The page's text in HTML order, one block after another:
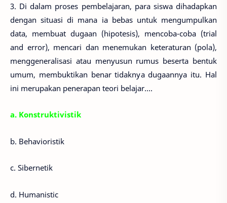
3. Di dalam proses pembelajaran, para siswa dihadapkan
dengan situasi di mana ia bebas untuk mengumpulkan
data, membuat dugaan (hipotesis), mencoba-coba (trial
and error), mencari dan menemukan keteraturan (pola),
menggeneralisasi atau menyusun rumus beserta bentuk
umum, membuktikan benar tidaknya dugaannya itu. Hal
ini merupakan penerapan teori belajar....
a. Konstruktivistik
b. Behavioristik
c. Sibernetik
d. Humanistic